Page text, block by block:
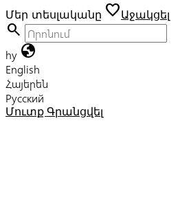
Մեր տեսլականը favoriteԱջակցել
search
hy globe
English
Հայերեն
Русский
Մուտք Գրանցվել